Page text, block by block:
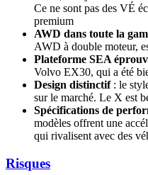
Ce ne sont pas des VÉ
premium
AWD dans toute la
AWD à double moteur,
Plateforme SEA
Volvo EX30, qui a été
Design distinctif: le
sur le marché. Le X est
Spécifications de
modèles offrent une
qui rivalisent avec des
Risques